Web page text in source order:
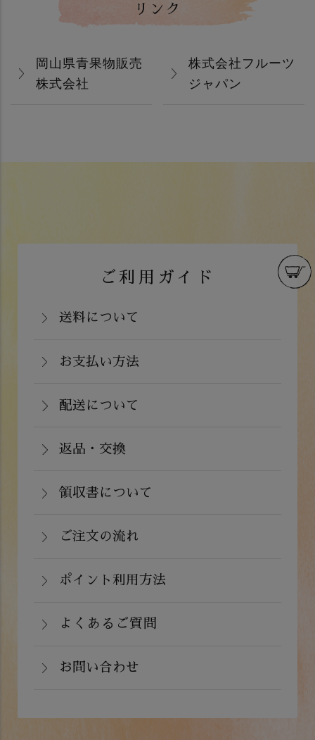
リンク
岡山県青果物販売
株式会社
株式会社フルーツ
ジャパン
ご利用ガイド
送料について
関西・中国（岡山県除く）・四国・九
関東・信越・北陸・中部：990円(税込)
北海道：1,430円(税込)
※クール便の場合は送料＋クール代金
お支払い方法
数料弊社負担）・銀行振込（前払い）・
イン決済）・ドコモケータイ払い・auか
めて支払い(B)がご利用頂けます。
配送について
注文から２～５営業日で発送いたしま
返品・交換
着後の返品は基本的にお受け出来ませ
いはご注文と違う商品が届いた場合は、
までご連絡下さい。
領収書について
の備考欄にてお知らせ下さい。なお、お
す。
ご注文の流れ
ポイント利用方法
用できます。ご注文画面の「お支払い方
することができます。店舗では利用でき
詳しくはこちら
よくあるご質問
お問い合わせ